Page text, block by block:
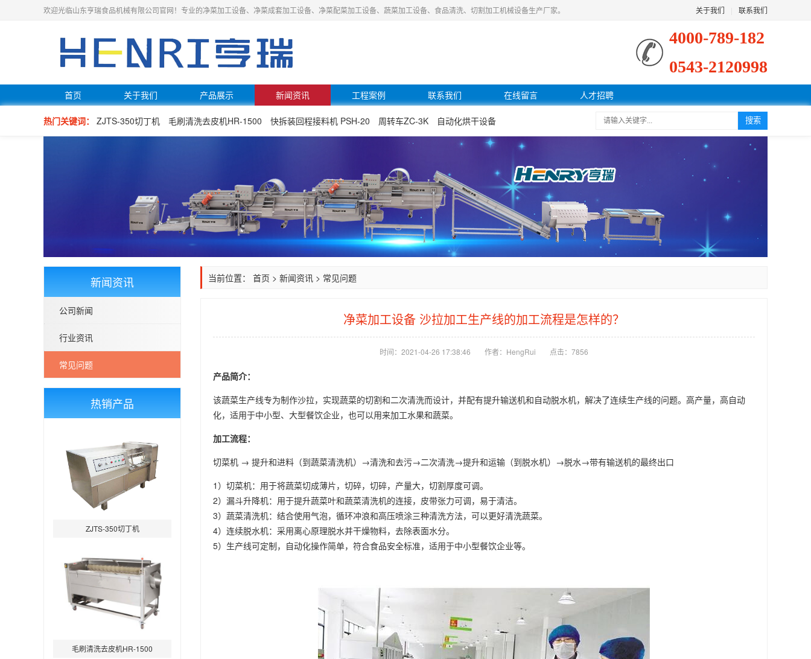
关于我们 联系我们
欢迎光临山东亨瑞食品机械有限公司官网！专业的净菜加工设备、净菜成套加工设备、净菜配菜加工设备、蔬菜加工设备、食品清洗、切割加工机械设备生产厂家。
4000-789-182
0543-2120998
首页 关于我们 产品展示 新闻资讯 工程案例 联系我们 在线留言 人才招聘
热门关键词： ZJTS-350切丁机 毛刷清洗去皮机HR-1500 快拆装回程接料机 PSH-20 周转车ZC-3K 自动化烘干设备 搜索
新闻资讯
公司新闻
行业资讯
常见问题
热销产品
ZJTS-350切丁机
毛刷清洗去皮机HR-1500
当前位置： 首页 > 新闻资讯 > 常见问题
净菜加工设备 沙拉加工生产线的加工流程是怎样的？
时间：2021-04-26 17:38:46 作者：HengRui 点击： 7856
产品简介：
该蔬菜生产线专为制作沙拉，实现蔬菜的切割和二次清洗而设计，并配有提升输送机和自动脱水机，解决了连续生产线的问题。高产量，高自动
化，适用于中小型、大型餐饮企业，也可以用来加工水果和蔬菜。
加工流程：
切菜机 → 提升和进料（到蔬菜清洗机）→清洗和去污→二次清洗→提升和运输（到脱水机）→脱水→带有输送机的最终出口
1）切菜机：用于将蔬菜切成薄片，切碎，切碎，产量大，切割厚度可调。
2）漏斗升降机：用于提升蔬菜叶和蔬菜清洗机的连接，皮带张力可调，易于清洁。
3）蔬菜清洗机：结合使用气泡，循环冲浪和高压喷涂三种清洗方法，可以更好清洗蔬菜。
4）连续脱水机：采用离心原理脱水并干燥物料，去除表面水分。
5）生产线可定制，自动化操作简单，符合食品安全标准，适用于中小型餐饮企业等。